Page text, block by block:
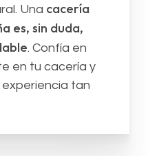
Una cacería
es, sin duda,
. Confía en
en tu cacería y
tan